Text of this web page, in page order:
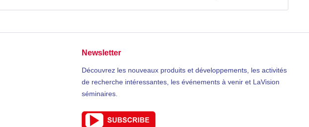
Newsletter
Découvrez les nouveaux produits et développements, les activités
de recherche intéressantes, les événements à venir et LaVision
séminaires.